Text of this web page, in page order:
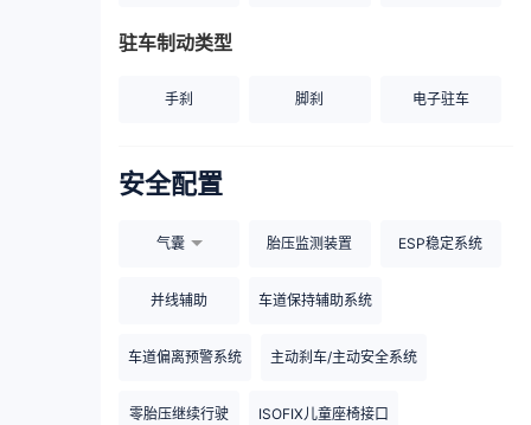
驻车制动类型
手刹 脚刹 电子驻车
安全配置
气囊 胎压监测装置 ESP稳定系统
并线辅助 车道保持辅助系统
车道偏离预警系统 主动刹车/主动安全系统
零胎压继续行驶 ISOFIX儿童座椅接口